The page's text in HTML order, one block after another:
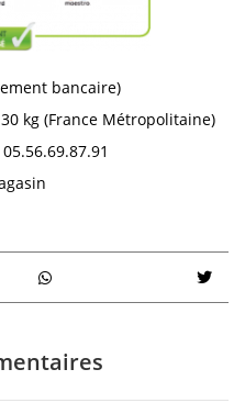
bancaire)
kg (France Métropolitaine)